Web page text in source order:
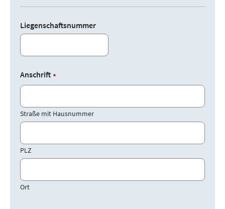
Liegenschaftsnummer
Anschrift *
Straße mit Hausnummer
PLZ
Ort